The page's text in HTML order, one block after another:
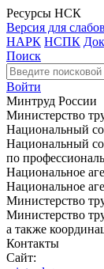
Ресурсы НСК
Версия для
НАРК НСПК
Поиск
Войти
Минтруд России
Министерство
Национальный
Национальный
по
Национальное
Национальное
Министерство
Министерство
а также
Контакты
Сайт: